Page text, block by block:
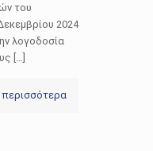
του
2024
λογοδοσία
[…]